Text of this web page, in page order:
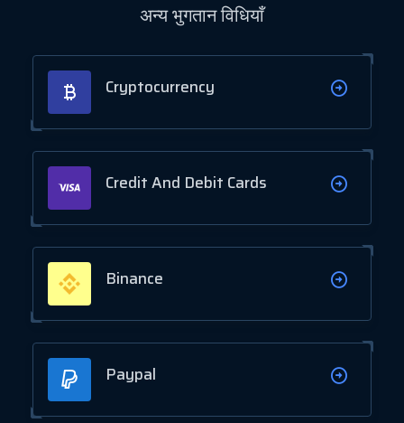
अन्य भुगतान विधियाँ
Cryptocurrency
Credit And Debit Cards
Binance
Paypal